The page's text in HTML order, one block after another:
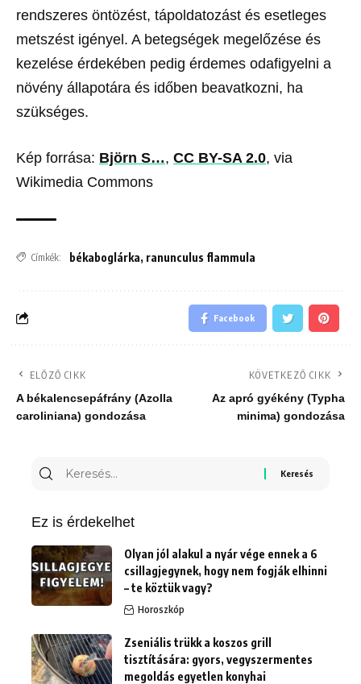
rendszeres öntözést, tápoldatozást és esetleges
metszést igényel. A betegségek megelőzése és
kezelése érdekében pedig érdemes odafigyelni a
növény állapotára és időben beavatkozni, ha
szükséges.
Kép forrása: Björn S…, CC BY-SA 2.0, via
Wikimedia Commons
Címkék: békaboglárka, ranunculus flammula
Facebook
ELŐZŐ CIKK
A békalencsepáfrány (Azolla
caroliniana) gondozása
KÖVETKEZŐ CIKK
Az apró gyékény (Typha
minima) gondozása
Keresés
Ez is érdekelhet
Olyan jól alakul a nyár vége ennek a 6
csillagjegynek, hogy nem fogják elhinni
– te köztük vagy?
Horoszkóp
Zseniális trükk a koszos grill
tisztítására: gyors, vegyszermentes
megoldás egyetlen konyhai